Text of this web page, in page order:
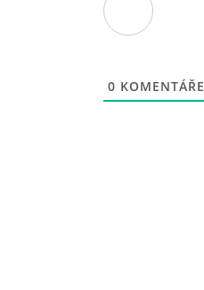
0 KOMENTÁŘE